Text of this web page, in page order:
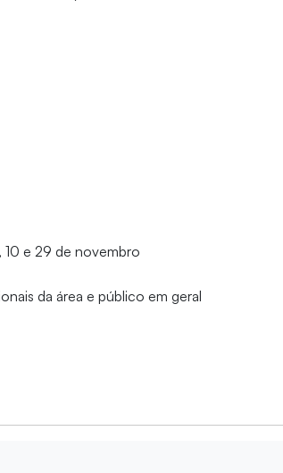
e 29 de novembro
da área e público em geral